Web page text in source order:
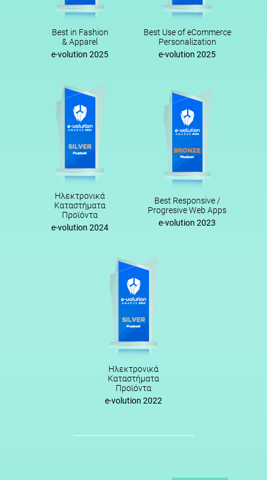
Best in Fashion
& Apparel
e-volution 2025
Best Use of eCommerce
Personalization
e-volution 2025
Ηλεκτρονικά
Καταστήματα
Προϊόντα
e-volution 2024
Best Responsive /
Progresive Web Apps
e-volution 2023
Ηλεκτρονικά
Καταστήματα
Προϊόντα
e-volution 2022